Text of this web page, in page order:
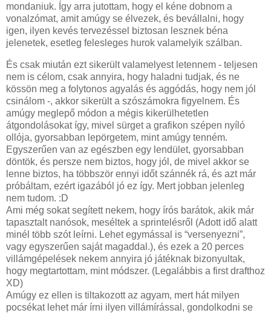
mondaniuk. Így arra jutottam, hogy el kéne dobnom a
vonalzómat, amit amúgy se élvezek, és bevállalni, hogy
igen, ilyen kevés tervezéssel biztosan lesznek béna
jelenetek, esetleg felesleges hurok valamelyik szálban.
És csak miután ezt sikerült valamelyest letennem - teljesen
nem is célom, csak annyira, hogy haladni tudjak, és ne
kössön meg a folytonos agyalás és aggódás, hogy nem jól
csinálom -, akkor sikerült a szószámokra figyelnem. És
amúgy meglepő módon a mégis kikerülhetetlen
átgondolásokat így, mivel sürget a grafikon szépen nyíló
ollója, gyorsabban lepörgetem, mint amúgy tenném.
Egyszerűen van az egészben egy lendület, gyorsabban
döntök, és persze nem biztos, hogy jól, de mivel akkor se
lenne biztos, ha többször ennyi időt szánnék rá, és azt már
próbáltam, ezért igazából jó ez így. Mert jobban jelenleg
nem tudom. :D
Ami még sokat segített nekem, hogy írós barátok, akik már
tapasztalt nanósok, meséltek a sprintelésről (Adott idő alatt
minél több szót leírni. Lehet egymással is “versenyezni”,
vagy egyszerűen saját magaddal.), és ezek a 20 perces
villámgépelések nekem annyira jó játéknak bizonyultak,
hogy megtartottam, mint módszer. (Legalábbis a first drafthoz
XD)
Amúgy ez ellen is tiltakozott az agyam, mert hát milyen
pocsékat lehet már írni ilyen villámírással, gondolkodni se